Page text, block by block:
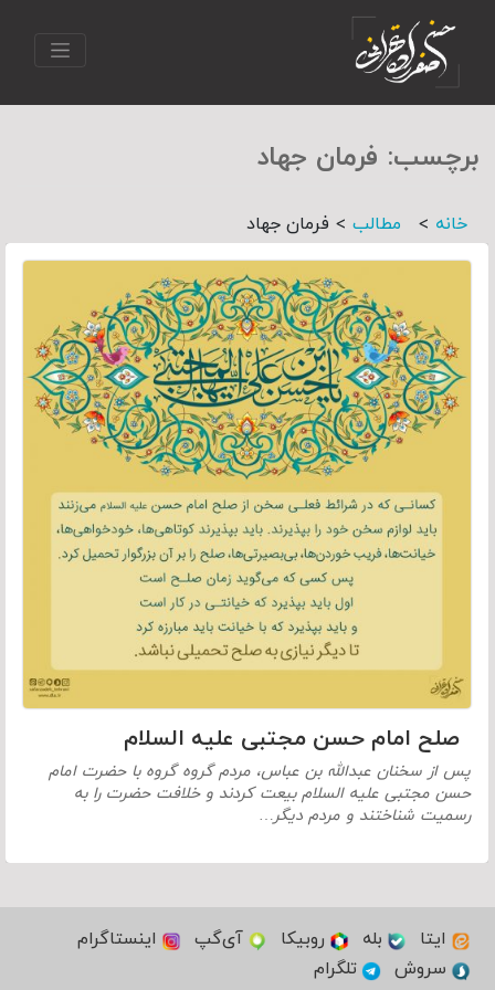
برچسب: فرمان جهاد
خانه > مطالب > فرمان جهاد
صلح امام حسن مجتبی علیه السلام
پس از سخنان عبدالله بن عباس، مردم گروه گروه با حضرت امام
حسن مجتبی علیه السلام بیعت کردند و خلافت حضرت را به
رسمیت شناختند و مردم دیگر…
ایتا بله روبیکا آی‌گپ
اینستاگرام
سروش
تلگرام